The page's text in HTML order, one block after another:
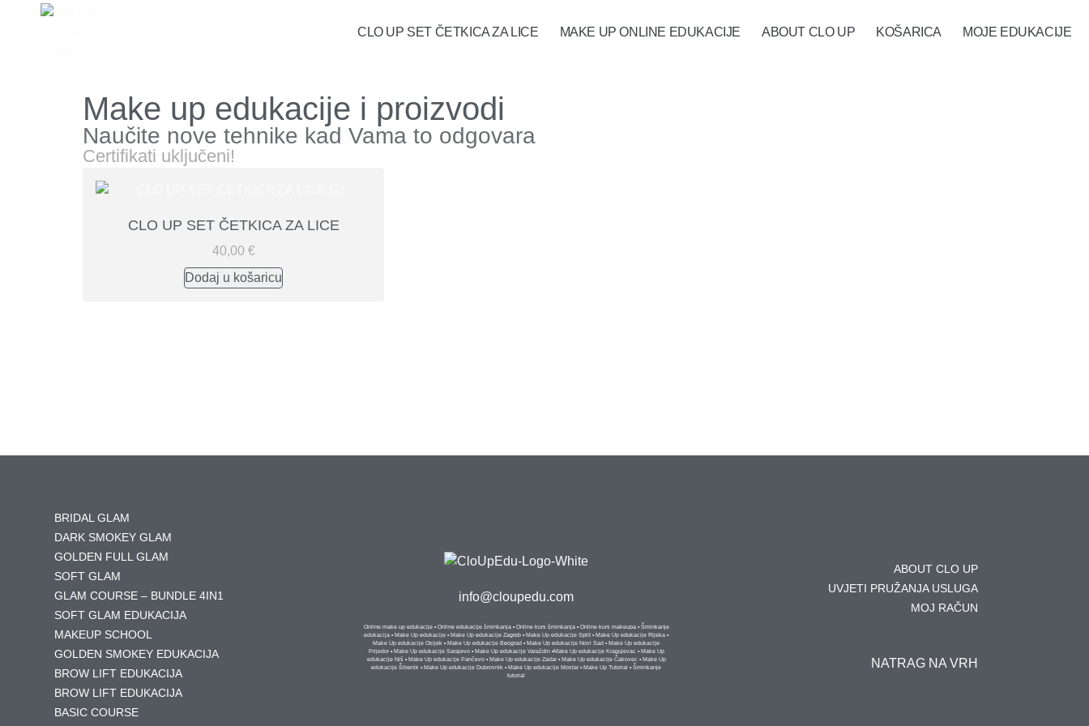
CLO UP SET ČETKICA ZA LICE MAKE UP ONLINE EDUKACIJE ABOUT CLO UP KOŠARICA MOJE EDUKACIJE
Make up edukacije i proizvodi
Naučite nove tehnike kad Vama to odgovara
Certifikati uključeni!
CLO UP SET ČETKICA ZA LICE
40,00 €
Dodaj u košaricu
BRIDAL GLAM
DARK SMOKEY GLAM
GOLDEN FULL GLAM
SOFT GLAM
GLAM COURSE – BUNDLE 4IN1
SOFT GLAM EDUKACIJA
MAKEUP SCHOOL
GOLDEN SMOKEY EDUKACIJA
BROW LIFT EDUKACIJA
BROW LIFT EDUKACIJA
BASIC COURSE
info@cloupedu.com
Online make up edukacije• Online edukacije šminkanja• Online kurs šminkanja• Online kurs makeupa• Šminkanje
edukacija • Make Up edukacije • Make Up edukacije Zagreb• Make Up edukacije Split • Make Up edukacije Rijeka•
Make Up edukacije Osijek• Make Up edukacije Beograd• Make Up edukacije Novi Sad• Make Up edukacije
Prijedor• Make Up edukacije Sarajevo • Make Up edukacije Varaždin •Make Up edukacije Kragujevac • Make Up
edukacije Niš • Make Up edukacije Pančevo • Make Up edukacije Zadar • Make Up edukacije Čakovec • Make Up
edukacije Šibenik• Make Up edukacije Dubrovnik • Make Up edukacije Mostar • Make Up Tutorial •Šminkanje
tutorial
ABOUT CLO UP
UVJETI PRUŽANJA USLUGA
MOJ RAČUN
NATRAG NA VRH